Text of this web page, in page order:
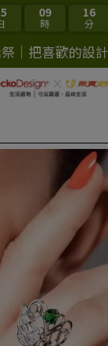
09
時
16
分
｜把喜歡的設